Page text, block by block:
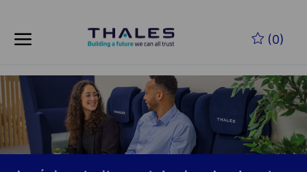
(0)
-